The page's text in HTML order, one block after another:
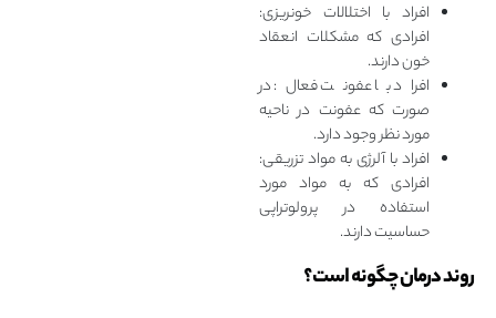
افراد با اختلالات خونریزی:
افرادی که مشکلات انعقاد
خون دارند.
افراد با عفونت فعال: در
صورت که عفونت در ناحیه
مورد نظر وجود دارد.
افراد با آلرژی به مواد تزریقی:
افرادی که به مواد مورد
استفاده در پرولوتراپی
حساسیت دارند.
روند درمان چگونه است؟